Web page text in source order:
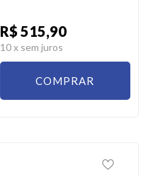
R$ 515,90
10x sem juros
COMPRAR